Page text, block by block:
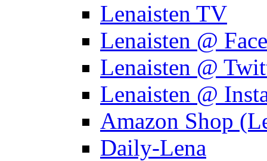
Lenaisten TV
Lenaisten @
Lenaisten @
Lenaisten @
Amazon Shop
Daily-Lena